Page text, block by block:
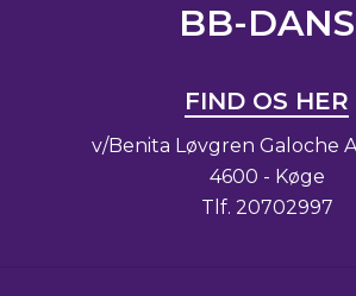
BB-DANS
FIND OS HER
v/Benita Løvgren Galoche
4600 - Køge
Tlf. 20702997